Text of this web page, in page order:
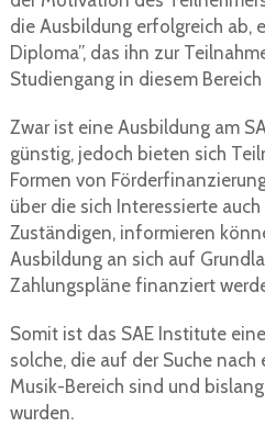
die Ausbildung erfolgreich ab,
Diploma”, das ihn zur
Studiengang in diesem
Zwar ist eine Ausbildung am
günstig, jedoch bieten sich
Formen von
über die sich Interessierte
Zuständigen, informieren
Ausbildung an sich auf
Zahlungspläne finanziert
Somit ist das SAE Institute
solche, die auf der Suche
Musik-Bereich sind und
wurden.